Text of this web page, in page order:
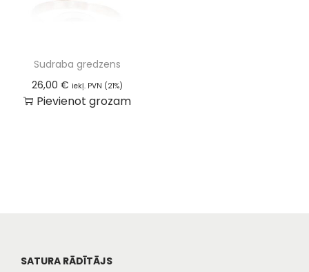
Sudraba gredzens
26,00 € iekļ. PVN (21%)
Pievienot grozam
SATURA RĀDĪTĀJS